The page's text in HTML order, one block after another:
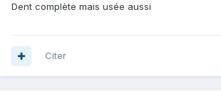
Dent complète mais usée aussi
Citer